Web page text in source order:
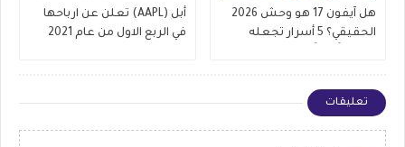
هل آيفون 17 هو وحش 2026
الحقيقي؟ 5 أسرار تجعله
أبل (AAPL) تعلن عن ارباحها
في الربع الاول من عام 2021
تعليقات